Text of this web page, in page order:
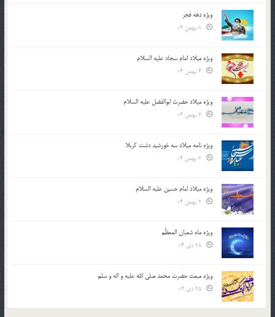
ویژه دهه فجر
ویژه میلاد امام سجاد علیه السلام
ویژه میلاد حضرت ابوالفضل علیه السلام
ویژه نامه میلاد سه خورشید دشت کربلا
ویژه میلاد امام حسین علیه السلام
ویژه ماه شعبان المعظّم
ویژه مبعث حضرت محمد صلی الله علیه و اله و سلم